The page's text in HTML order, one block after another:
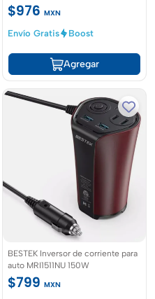
$976 MXN
Envío Gratis
Boost
Agregar
BESTEK Inversor de corriente para
auto MRI1511NU 150W
$799 MXN